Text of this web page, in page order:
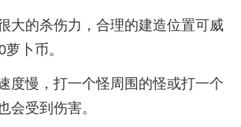
大的杀伤力，合理的建造位置可威
卜币。
度慢，打一个怪周围的怪或打一个
会受到伤害。